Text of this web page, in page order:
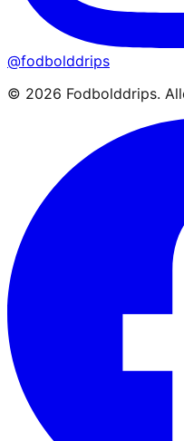
@fodbolddrips
© 2026 Fodbolddrips.